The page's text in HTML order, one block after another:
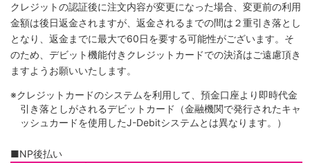
クレジットの認証後に注文内容が変更になった場合、変更前の利用
金額は後日返金されますが、返金されるまでの間は２重引き落とし
となり、返金までに最大で60日を要する可能性がございます。そ
のため、デビット機能付きクレジットカードでの決済はご遠慮頂き
ますようお願いいたします。
※クレジットカードのシステムを利用して、預金口座より即時代金
引き落としがされるデビットカード（金融機関で発行されたキャ
ッシュカードを使用したJ-Debitシステムとは異なります。）
■NP後払い